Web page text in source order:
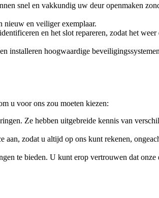
snel en vakkundig uw deur openmaken
nieuw en veiliger exemplaar.
en het slot repareren, zodat het weer
installeren hoogwaardige
u voor ons zou moeten kiezen:
Ze hebben uitgebreide kennis van
aan, zodat u altijd op ons kunt rekenen,
te bieden. U kunt erop vertrouwen dat onze